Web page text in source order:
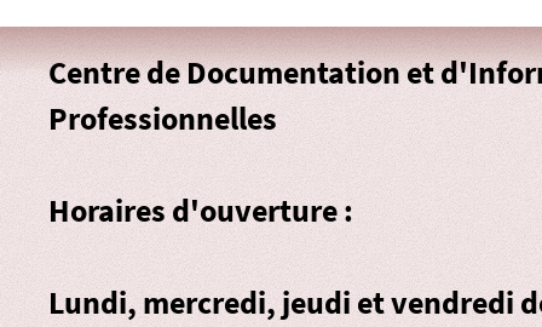
Centre de Documentation et
Professionnelles
Horaires d'ouverture :
Lundi, mercredi, jeudi et vendredi